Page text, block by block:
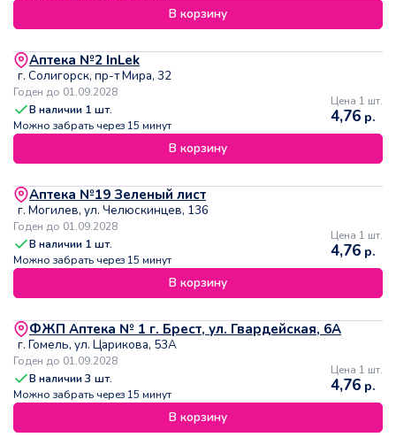
В корзину
Аптека №2 InLek
г. Солигорск, пр-т Мира, 32
Годен до 01.09.2028
В наличии 1 шт.
Можно забрать через 15 минут
Цена 1 шт.
4,76 р.
В корзину
Аптека №19 Зеленый лист
г. Могилев, ул. Челюскинцев, 136
Годен до 01.09.2028
В наличии 1 шт.
Можно забрать через 15 минут
Цена 1 шт.
4,76 р.
В корзину
ФЖП Аптека № 1 г. Брест, ул. Гвардейская, 6А
г. Гомель, ул. Царикова, 53А
Годен до 01.09.2028
В наличии3 шт.
Можно забрать через 15 минут
Цена 1 шт.
4,76 р.
В корзину